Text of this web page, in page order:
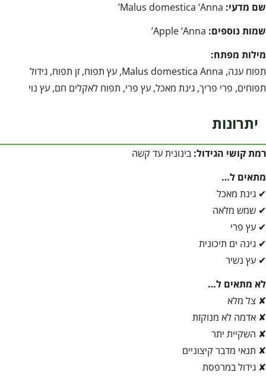
שם מדעי:
שמות נוספים:
מילות מפתח:
תפוח ענה, Malus domestica Anna, עץ תפוח, זן תפוח, גידול
תפוחים, פרי פריך, גינת מאכל, עץ פרי, תפוח לאקלים חם, עץ נוי
יתרונות
רמת קושי הגידול: בינונית עד קשה
מתאים ל…
✔ גינת מאכל
✔ שמש מלאה
✔ עץ פרי
✔ גינה ים תיכונית
✔ עץ נשיר
לא מתאים ל…
✘ צל מלא
✘ אדמה לא מנוקזת
✘ השקיית יתר
✘ תנאי מדבר קיצוניים
✘ גידול במרפסת